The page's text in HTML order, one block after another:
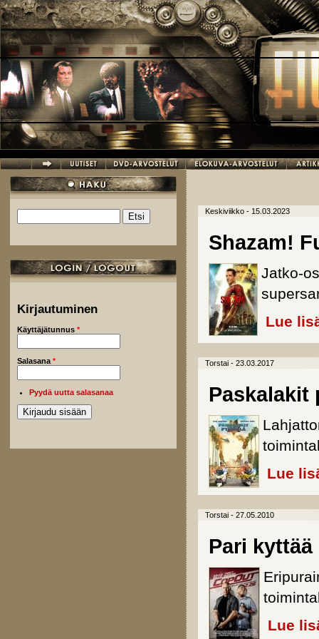
Hyppää pääsisältöön
Hakulomake
Kirjautuminen
Käyttäjätunnus *
Salasana *
Pyydä uutta salasanaa
Keskiviikko - 15.03.2023
Shazam!
Jatko-
Lue
Torstai - 23.03.2017
Paskalakit
Lue
Torstai - 27.05.2010
Pari kyttää
Lue